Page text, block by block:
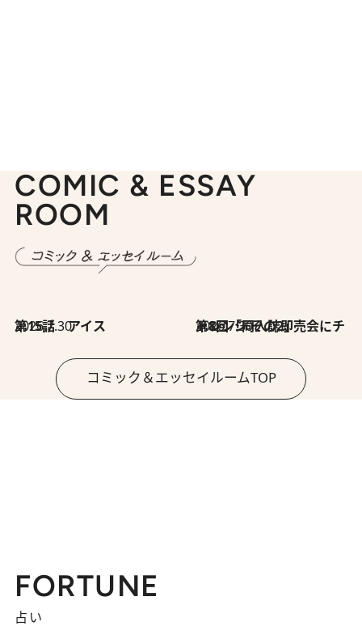
COMIC & ESSAY
ROOM
2026.7.30
第15話 アイス 2026.7.30
第8回「同人誌即売会にチャレンジ その2」
コミック＆エッセイルームTOP
FORTUNE
占い